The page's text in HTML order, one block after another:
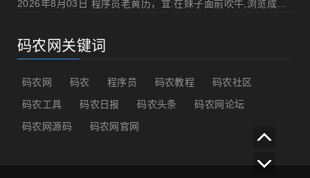
码农网关键词
码农网 码农 程序员 码农教程
码农社区
码农工具
码农日报 码农头条
码农网论坛
码农网源码
码农网官网